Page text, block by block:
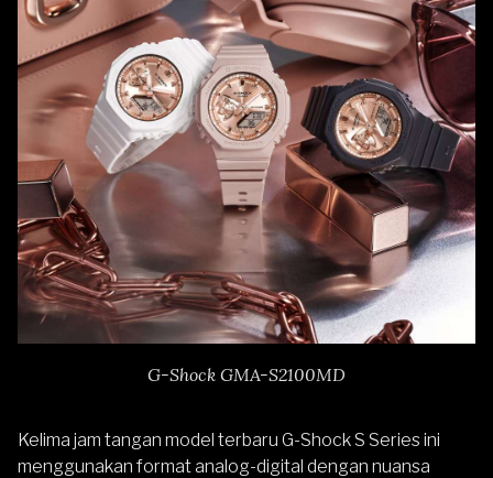
G-Shock GMA-S2100MD
Kelima jam tangan model terbaru G-Shock S Series ini
menggunakan format analog-digital dengan nuansa